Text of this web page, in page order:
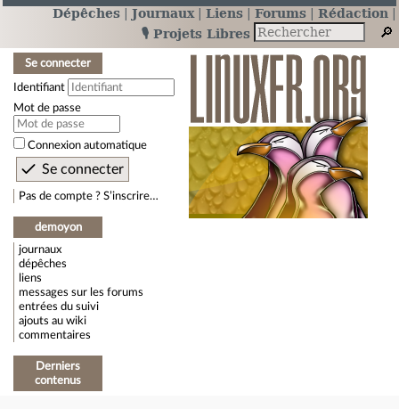
Dépêches Journaux Liens Forums
Rédaction
🎙️ Projets Libres
Se connecter
Identifiant
Mot de passe
Connexion automatique
Pas de compte ? S’inscrire…
demoyon
journaux
dépêches
liens
messages sur les forums
entrées du suivi
ajouts au wiki
commentaires
Derniers
contenus